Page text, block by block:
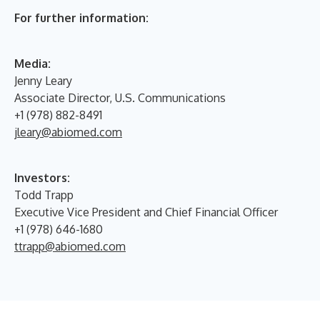
For further information:
Media:
Jenny Leary
Associate Director, U.S. Communications
+1 (978) 882-8491
jleary@abiomed.com
Investors:
Todd Trapp
Executive Vice President and Chief Financial Officer
+1 (978) 646-1680
ttrapp@abiomed.com